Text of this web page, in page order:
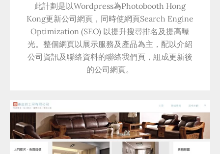
此計劃是以Wordpress為Photobooth Hong
Kong更新公司網頁，同時使網頁Search Engine
Optimization (SEO) 以提升搜尋排名及提高曝
光。整個網頁以展示服務及產品為主，配以介紹
公司資訊及聯絡資料的聯絡我們頁，組成更新後
的公司網頁。